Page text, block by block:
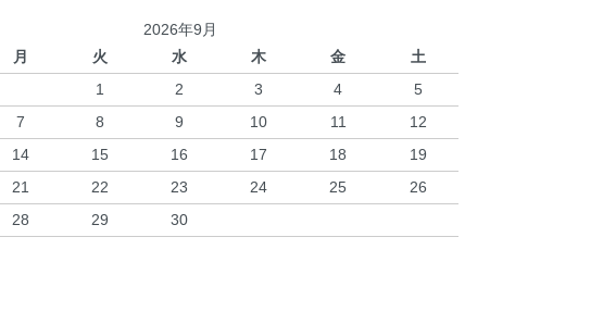
2026年9月
月 火 水 木 金
土
1
2 3 4
5
7 8 9 10 11
12
14 15 16 17 18
19
21 22 23 24 25
26
28 29 30